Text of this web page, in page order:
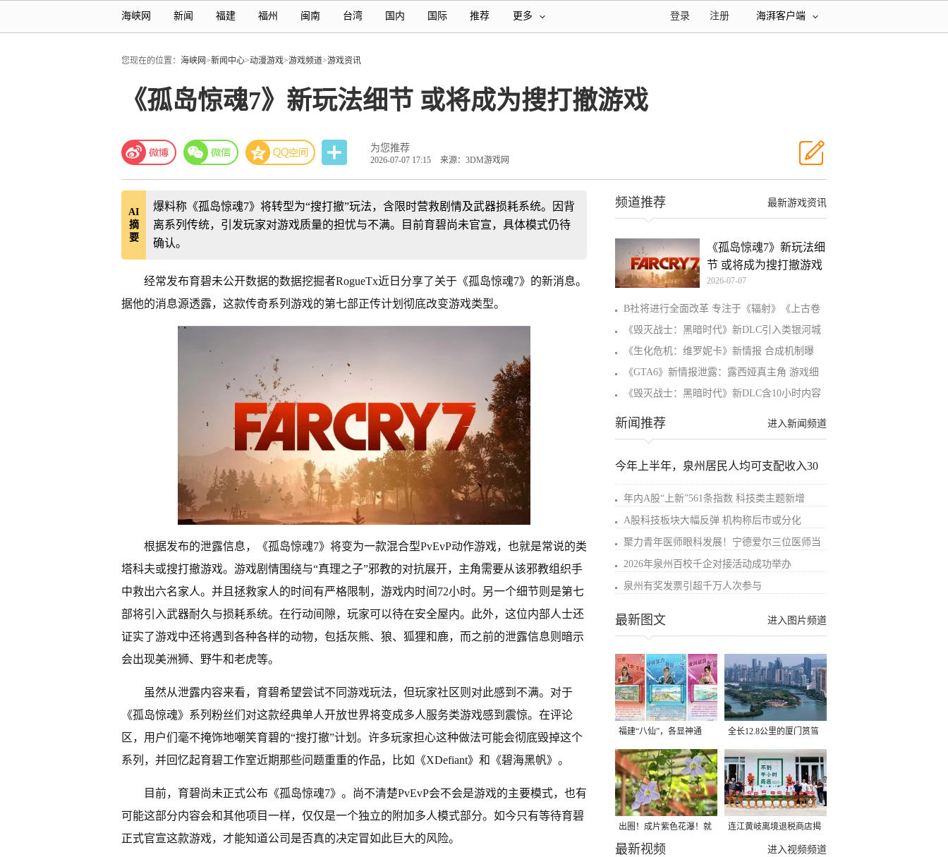
海峡网 新闻 福建 福州 闽南 台湾 国内 国际 推荐 更多 海湃客户端
注册
登录
您现在的位置： 海峡网>新闻中心>动漫游戏>游戏频道>游戏资讯
《孤岛惊魂7》新玩法细节 或将成为搜打撤游戏
为您推荐
2026-07-07 17:15 来源：3DM游戏网
AI
摘
要
爆料称《孤岛惊魂7》将转型为“搜打撤”玩法，含限时营救剧情及武器损耗系统。因背
离系列传统，引发玩家对游戏质量的担忧与不满。目前育碧尚未官宣，具体模式仍待
确认。
经常发布育碧未公开数据的数据挖掘者RogueTx近日分享了关于《孤岛惊魂7》的新消息。
据他的消息源透露，这款传奇系列游戏的第七部正传计划彻底改变游戏类型。
根据发布的泄露信息，《孤岛惊魂7》将变为一款混合型PvEvP动作游戏，也就是常说的类
塔科夫或搜打撤游戏。游戏剧情围绕与“真理之子”邪教的对抗展开，主角需要从该邪教组织手
中救出六名家人。并且拯救家人的时间有严格限制，游戏内时间72小时。另一个细节则是第七
部将引入武器耐久与损耗系统。在行动间隙，玩家可以待在安全屋内。此外，这位内部人士还
证实了游戏中还将遇到各种各样的动物，包括灰熊、狼、狐狸和鹿，而之前的泄露信息则暗示
会出现美洲狮、野牛和老虎等。
虽然从泄露内容来看，育碧希望尝试不同游戏玩法，但玩家社区则对此感到不满。对于
《孤岛惊魂》系列粉丝们对这款经典单人开放世界将变成多人服务类游戏感到震惊。在评论
区，用户们毫不掩饰地嘲笑育碧的“搜打撤”计划。许多玩家担心这种做法可能会彻底毁掉这个
系列，并回忆起育碧工作室近期那些问题重重的作品，比如《XDefiant》和《碧海黑帆》。
目前，育碧尚未正式公布《孤岛惊魂7》。尚不清楚PvEvP会不会是游戏的主要模式，也有
可能这部分内容会和其他项目一样，仅仅是一个独立的附加多人模式部分。如今只有等待育碧
正式官宣这款游戏，才能知道公司是否真的决定冒如此巨大的风险。
最新游戏资讯
频道推荐
《孤岛惊魂7》新玩法细
节 或将成为搜打撤游戏
2026-07-07
B社将进行全面改革 专注于《辐射》《上古卷
《毁灭战士：黑暗时代》新DLC引入类银河城
《生化危机：维罗妮卡》新情报 合成机制曝
《GTA6》新情报泄露：露西娅真主角 游戏细
《毁灭战士：黑暗时代》新DLC含10小时内容
进入新闻频道
新闻推荐
今年上半年，泉州居民人均可支配收入30
年内A股“上新”561条指数 科技类主题新增
A股科技板块大幅反弹 机构称后市或分化
聚力青年医师眼科发展！宁德爱尔三位医师当
2026年泉州百校千企对接活动成功举办
泉州有奖发票引超千万人次参与
进入图片频道
最新图文
福建“八仙”，各显神通 全长12.8公里的厦门筼筜
湖健身步道全线贯通
出圈！成片紫色花瀑！就
在光明港公园
连江黄岐离境退税商店揭
进入视频频道
最新视频